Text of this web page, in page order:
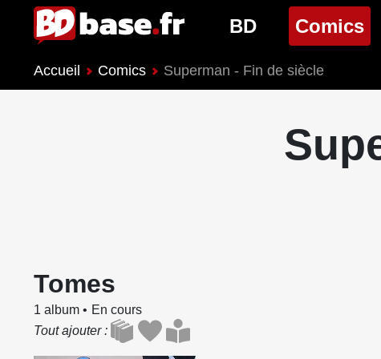
BD
Nouveautés BD
Genres BD
Comics
Nouveautés
Genres
Accueil Comics Superman - Fin de siècle
Tomes
1 album
En cours
Tout ajouter